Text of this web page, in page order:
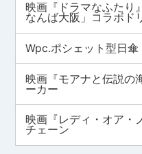
映画『ドラマなふた
なんば大阪」コラボド
Wpc.ポシェット型日
映画『モアナと伝説の
ーカー
映画『レディ・オア・
チェーン